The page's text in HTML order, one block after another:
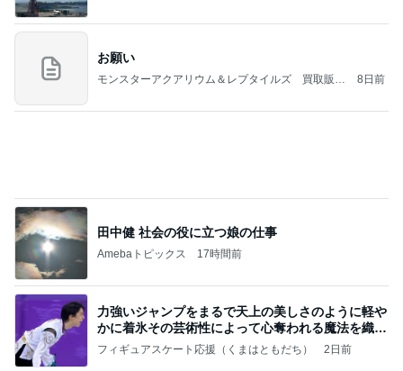
お願い
モンスターアクアリウム＆レプタイルズ 買取販売
8日前
田中健 社会の役に立つ娘の仕事
Amebaトピックス 17時間前
力強いジャンプをまるで天上の美しさのように軽や
かに着氷その芸術性によって心奪われる魔法を織り
なす
フィギュアスケート応援（くまはともだち） 2日前